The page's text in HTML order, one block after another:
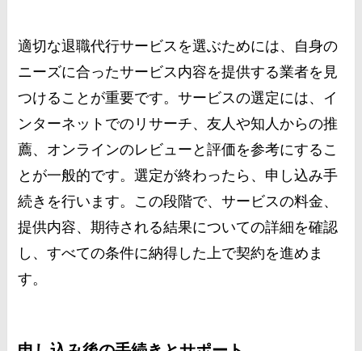
適切な退職代行サービスを選ぶためには、自身の
ニーズに合ったサービス内容を提供する業者を見
つけることが重要です。サービスの選定には、イ
ンターネットでのリサーチ、友人や知人からの推
薦、オンラインのレビューと評価を参考にするこ
とが一般的です。選定が終わったら、申し込み手
続きを行います。この段階で、サービスの料金、
提供内容、期待される結果についての詳細を確認
し、すべての条件に納得した上で契約を進めま
す。